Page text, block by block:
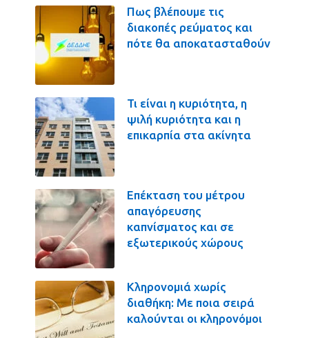
Πως βλέπουμε τις
διακοπές ρεύματος και
πότε θα αποκατασταθούν
Τι είναι η κυριότητα, η
ψιλή κυριότητα και η
επικαρπία στα ακίνητα
Επέκταση του μέτρου
απαγόρευσης
καπνίσματος και σε
εξωτερικούς χώρους
Κληρονομιά χωρίς
διαθήκη: Με ποια σειρά
καλούνται οι κληρονόμοι